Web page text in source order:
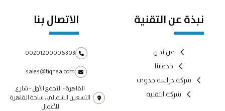
نبذة عن التقنية
من نحن
خدماتنا
شركة دراسة جدوى
شركة التقنية
الاتصال بنا
00201200006303
sales@tiqnea.com
القاهرة - التجمع الأول - شارع
التسعين الشمالي، ساحة القاهرة
للأعمال